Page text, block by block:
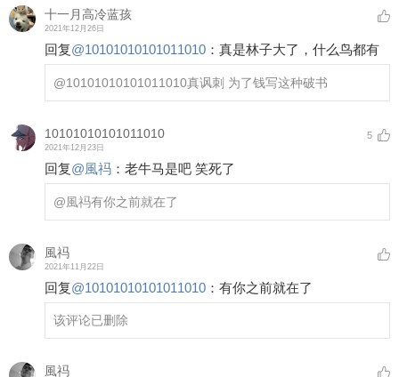
十一月高冷蓝孩
2021年12月26日
回复@10101010101011010 ： 真是林子大了，什么鸟都有
@10101010101011010真讽刺 为了钱写这种破书
10101010101011010
2021年12月23日
5
回复@風祃 ： 老牛马是吧 笑死了
@風祃有你之前就在了
風祃
2021年11月22日
回复@10101010101011010 ： 有你之前就在了
该评论已删除
風祃